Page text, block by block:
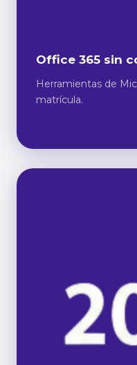
matrícula.